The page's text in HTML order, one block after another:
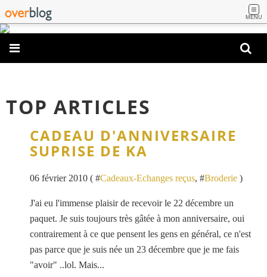
MENU
TOP ARTICLES
CADEAU D'ANNIVERSAIRE
SUPRISE DE KA
06 février 2010 ( #Cadeaux-Echanges reçus, #Broderie )
J'ai eu l'immense plaisir de recevoir le 22 décembre un
paquet. Je suis toujours très gâtée à mon anniversaire, oui
contrairement à ce que pensent les gens en général, ce n'est
pas parce que je suis née un 23 décembre que je me fais
"avoir" ..lol. Mais...